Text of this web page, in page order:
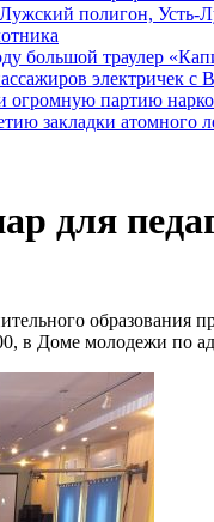
полигон, Усть-
большой траулер
электричек с
огромную партию
закладки атомного
для
в Доме молодежи по